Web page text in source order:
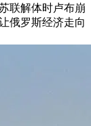
联解体时卢布崩
俄罗斯经济走向